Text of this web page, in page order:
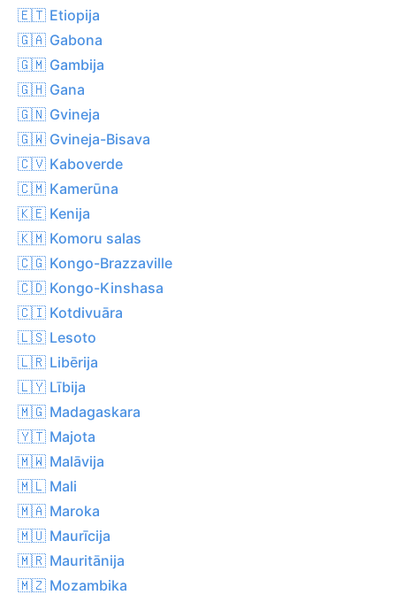
🇪🇹 Etiopija
🇬🇦 Gabona
🇬🇲 Gambija
🇬🇭 Gana
🇬🇳 Gvineja
🇬🇼 Gvineja-Bisava
🇨🇻 Kaboverde
🇨🇲 Kamerūna
🇰🇪 Kenija
🇰🇲 Komoru salas
🇨🇬 Kongo-Brazzaville
🇨🇩 Kongo-Kinshasa
🇨🇮 Kotdivuāra
🇱🇸 Lesoto
🇱🇷 Libērija
🇱🇾 Lībija
🇲🇬 Madagaskara
🇾🇹 Majota
🇲🇼 Malāvija
🇲🇱 Mali
🇲🇦 Maroka
🇲🇺 Maurīcija
🇲🇷 Mauritānija
🇲🇿 Mozambika